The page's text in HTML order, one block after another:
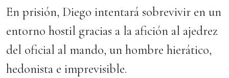
En prisión, Diego intentará sobrevivir en un
entorno hostil gracias a la afición al ajedrez
del oficial al mando, un hombre hierático,
hedonista e imprevisible.